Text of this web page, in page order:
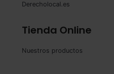
Derecholocal.es
Tienda Online
Nuestros productos